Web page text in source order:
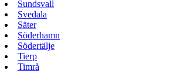
Sundsvall
Svedala
Säter
Söderhamn
Södertälje
Tierp
Timrå